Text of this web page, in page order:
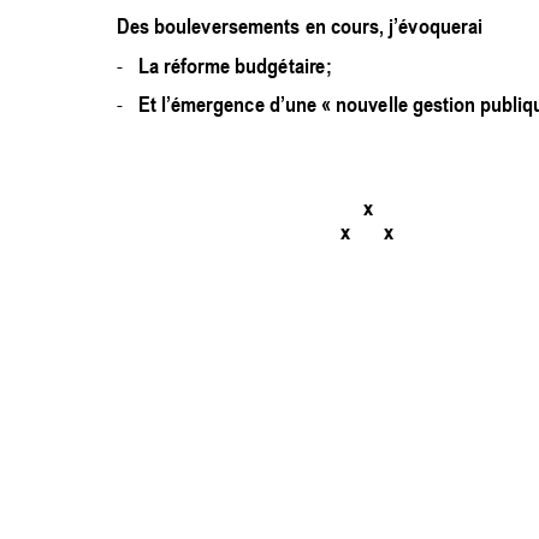
Des bouleversements en cours, j’évoquerai
- La réforme budgétaire;
- Et l’émergence d’une « nouvelle gestion
x
x       x